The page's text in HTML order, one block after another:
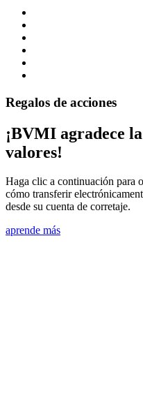
Regalos de acciones
¡BVMI agradece
valores!
Haga clic a continuación para
cómo transferir
desde su cuenta de corretaje.
aprende más